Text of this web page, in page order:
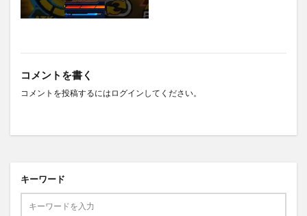
コメントを書く
コメントを投稿するには ログイン してください。
キーワード